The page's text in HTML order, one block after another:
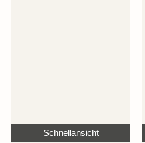
Schnellansicht